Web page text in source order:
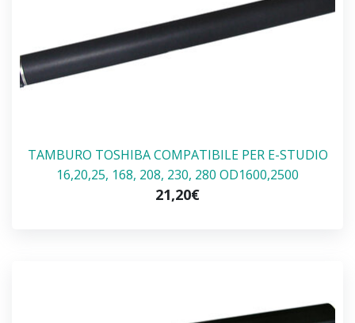
TAMBURO TOSHIBA COMPATIBILE PER E-STUDIO
16,20,25, 168, 208, 230, 280 OD1600,2500
21,20€